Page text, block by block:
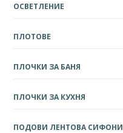
ОСВЕТЛЕНИЕ
ПЛОТОВЕ
ПЛОЧКИ ЗА БАНЯ
ПЛОЧКИ ЗА КУХНЯ
ПОДОВИ ЛЕНТОВА СИФОНИ